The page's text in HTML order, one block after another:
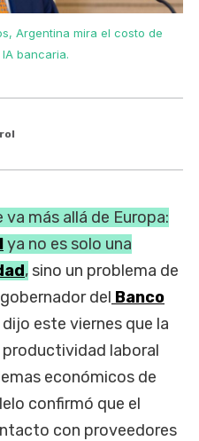
Argentina mira el costo de
bancaria.
va más allá de Europa:
ya no es solo una
, sino un problema de
del Banco
este viernes que la
laboral
económicos de
confirmó que el
con proveedores